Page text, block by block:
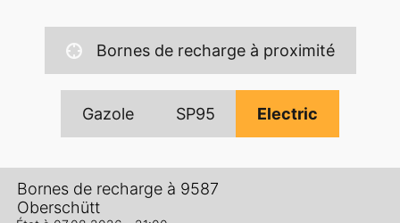
Bornes de recharge à proximité
Gazole SP95 Electric
Bornes de recharge à 9587
Oberschütt